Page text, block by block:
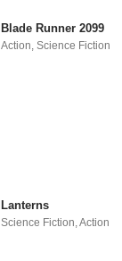
Blade Runner 2099
Action,Science Fiction
Lanterns
Science Fiction,Action